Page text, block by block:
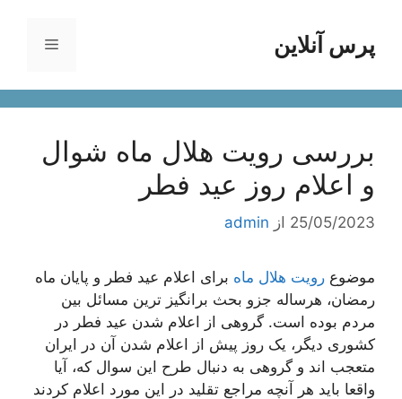
محتواپرس آنلاین فهرست
بررسی رویت هلال ماه شوال
و اعلام روز عید فطر
25/05/2023 از admin
موضوع رویت هلال ماه برای اعلام عید فطر و پایان ماه
رمضان، هرساله جزو بحث برانگیز ترین مسائل بین
مردم بوده است. گروهی از اعلام شدن عید فطر در
کشوری دیگر، یک روز پیش از اعلام شدن آن در ایران
متعجب اند و گروهی به دنبال طرح این سوال که، آیا
واقعا باید هر آنچه مراجع تقلید در این مورد اعلام کردند